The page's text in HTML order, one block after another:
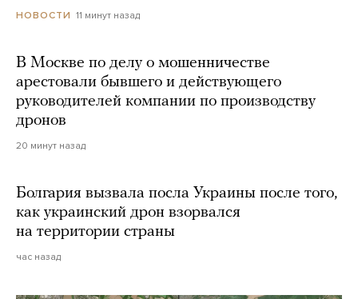
НОВОСТИ 11 минут назад
В Москве по делу о мошенничестве
арестовали бывшего и действующего
руководителей компании по производству
дронов
20 минут назад
Болгария вызвала посла Украины после того,
как украинский дрон взорвался
на территории страны
час назад